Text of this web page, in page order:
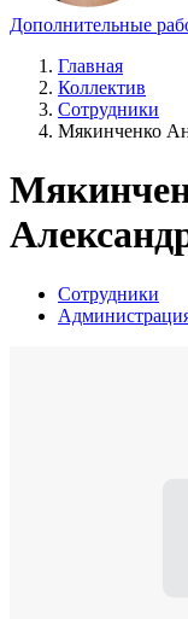
Дополнительные
Главная
Коллектив
Сотрудники
Мякинченко
Сотрудники